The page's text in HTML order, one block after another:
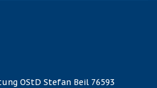
OStD Stefan Beil 76593